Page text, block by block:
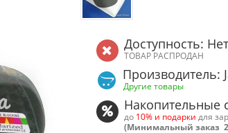
Доступность:
ТОВАР РАСПРОДАН
Производитель:
Другие товары
Накопительные
до 10% и подарки для
(Минимальный заказ